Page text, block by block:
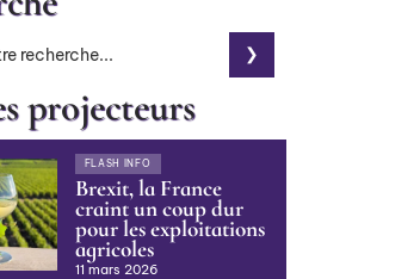
projecteurs
FLASH INFO
Brexit, la France
craint un coup dur
pour les exploitations
agricoles
11 mars 2026